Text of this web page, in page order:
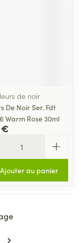
de noir
De Noir Ser. Fdt
Warm Rose 30ml
€
Ajouter au panier
la page